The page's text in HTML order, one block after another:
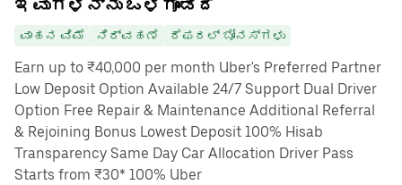
ಇವುಗಳನ್ನು ಒಳಗೊಂಡಿದೆ
ವಾಹನ ವಿಮೆ ನಿರ್ವಹಣೆ ರೆಫರಲ್ ಬೋನಸ್‌ಗಳು
Earn up to ₹40,000 per month Uber's Preferred Partner
Low Deposit Option Available 24/7 Support Dual Driver
Option Free Repair & Maintenance Additional Referral
& Rejoining Bonus Lowest Deposit 100% Hisab
Transparency Same Day Car Allocation Driver Pass
Starts from ₹30* 100% Uber